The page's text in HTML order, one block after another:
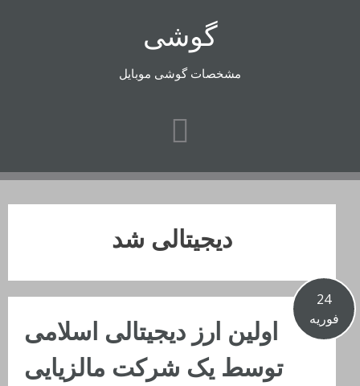
گوشی
مشخصات گوشی موبایل
دیجیتالی شد
24
فوریه
اولین ارز دیجیتالی اسلامی
توسط یک شرکت مالزیایی